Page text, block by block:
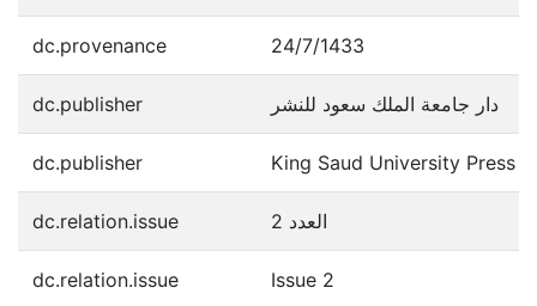
dc.provenance 24/7/1433
dc.publisher دار جامعة الملك سعود للنشر
dc.publisher King Saud University Press
dc.relation.issue العدد 2
dc.relation.issue Issue 2